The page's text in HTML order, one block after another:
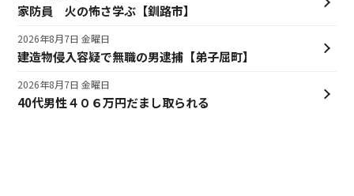
家防員 火の怖さ学ぶ【釧路市】
建造物侵入容疑で無職の男逮捕【弟子屈町】
2026年8月7日 金曜日
40代男性４０６万円だまし取られる
2026年8月7日 金曜日